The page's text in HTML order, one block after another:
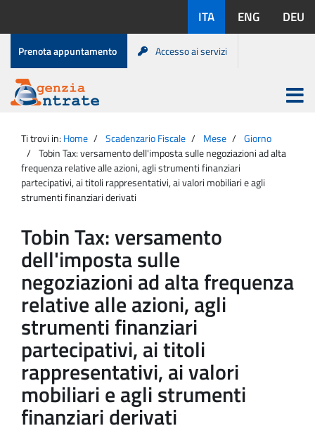
contenuto
disponibili:
ITA ENG DEU
Menu
di
servizio
Prenota appuntamento Accesso ai servizi
Agenzia
Entrate
Apri
menu
principale
Ti trovi in: Home Scadenzario Fiscale Mese
Giorno
Tobin Tax: versamento dell'imposta sulle negoziazioni ad alta
frequenza relative alle azioni, agli strumenti finanziari
partecipativi, ai titoli rappresentativi, ai valori mobiliari e agli
strumenti finanziari derivati
Tobin Tax: versamento
dell'imposta sulle
negoziazioni ad alta frequenza
relative alle azioni, agli
strumenti finanziari
partecipativi, ai titoli
rappresentativi, ai valori
mobiliari e agli strumenti
finanziari derivati